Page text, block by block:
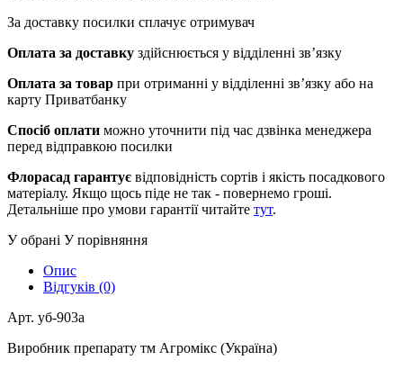
За доставку посилки сплачує отримувач
Оплата за доставку здійснюється у відділенні зв’язку
Оплата за товар при отриманні у відділенні зв’язку або на
карту Приватбанку
Спосіб оплати можно уточнити під час дзвінка менеджера
перед відправкою посилки
Флорасад гарантує відповідність сортів і якість посадкового
матеріалу. Якщо щось піде не так - повернемо гроші.
Детальніше про умови гарантії читайте тут.
У обрані У порівняння
Опис
Відгуків (0)
Арт. уб-903а
Виробник препарату тм Агромікс (Україна)